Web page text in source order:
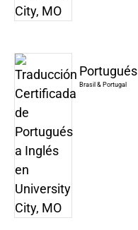
Portugués
Brasil & Portugal